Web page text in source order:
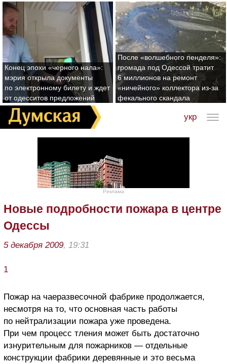
Конец эпохи «черного нала»:
мэрия открыла документы
по электронному билету и ждет
от одесситов предложений
После «волшебного пенделя»:
громада под Одессой тратит
6 миллионов на ремонт
«ничейного» коллектора из-за
фекального скандала
укр
Реклама
Новые подробности пожара в центре
Одессы
5 декабря 2009, 19:31
1
Пожар на чаеразвесочной фабрике продолжается,
несмотря на то, что основная часть работы
по нейтрализации пожара уже проведена.
При чем процесс тления может быть достаточно
изнурительным для пожарников — отдельные
конструкции фабрики деревянные и это весьма